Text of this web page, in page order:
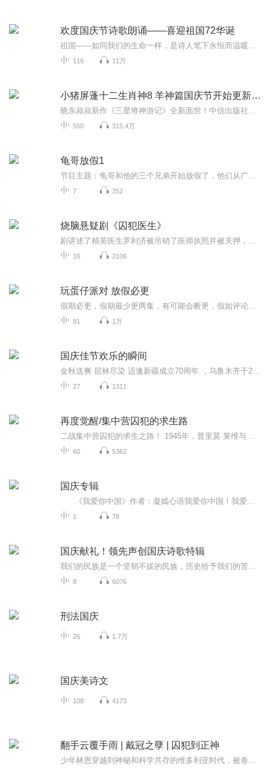
欢度国庆节诗歌朗诵——喜迎祖国72华诞
116 11万
小猪屏蓬十二生肖神8 羊神篇国庆节开始更新啦！
550 315.4万
龟哥放假1
7 252
烧脑悬疑剧《囚犯医生》
16 2106
玩蛋仔派对 放假必更
81 1万
国庆佳节欢乐的瞬间
27 1311
再度觉醒/集中营囚犯的求生路
60 5362
国庆专辑
1 78
国庆献礼！领先声创国庆诗歌特辑
8 6076
刑法国庆
26 1.7万
国庆美诗文
108 4173
翻手云覆手雨 | 戴冠之孽 | 囚犯到正神